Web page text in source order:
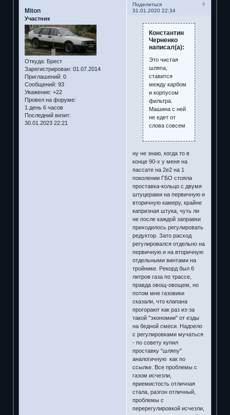
Поделиться
6
31.01.2020 22:34
Miton
Участник
Откуда: Брест
Зарегистрирован: 01.07.2014
Приглашений: 0
Сообщений: 93
Уважение: +22
Провел на форуме:
1 день 6 часов
Последний визит:
30.01.2023 22:21
Константин
Черненко
написал(а):
Это чистая
шляпа,
ставится
между карбом
и корпусом
фильтра.
Машина с ней
не едет от
слова совсем
ну не знаю, когда то в
конце 90-х у меня на
пассате на 2е2 на 1
поколении ГБО стояла
проставка-кольцо с двумя
штуцерами на первичную и
вторичную камеру, крайне
капризная штука, чуть ли
не после каждой заправки
приходилось регулировать
редуктор. Зато расход
регулировался отдельно на
первичную и на вторичную
отдельными винтами на
тройнике. Рекорд был 6
литров газа по трассе,
правда овощ-овощем, но
потом мне газовики
сказали, что клапана
прогорают как раз из-за
такой "экономии" от езды
на бедной смеси. Надоело
с регулировками мучаться
- по совету купил
проставку "шляпу"
аналогичную как по
ссылке. Все проблемы с
газом исчезли,
приемистость отличная
стала, разгон отличный,
проблемы с
перерегулировкой исчезли,